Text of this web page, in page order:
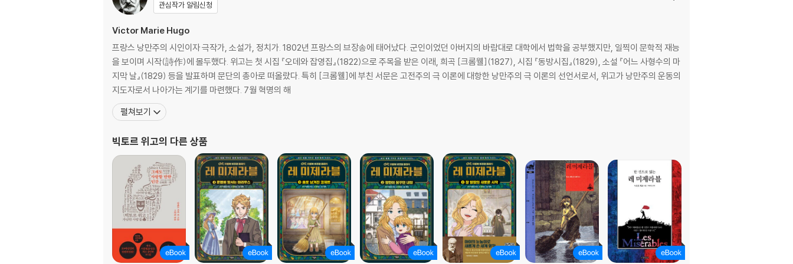
2. 데아
3. 오쿨로스 논 하베트, 에트 비데트
4. 어울리는 연인들
5. 어둠 속의 푸른빛
6. 교사 우르수스, 그리고 보호자 우르수스
7. 실명이 통찰력을 일깨워 준다
9. 센스없는 사람들이 시(詩)라고 부르는 기괴한 언동
11. 그윈플레인은 정의를, 우르수스는 진실을
12. 시인 우르수스가 철학자 우르수스를 인도하다
제3부 균열의 시작
1. 태드캐스터 여인숙
2. 야외에서의 웅변
3. 행인이 다시 나타나는 곳
4. 증오 속에서 적들은 형제가 된다
5. 와펀테이크
관심작가 알림신청
Victor Marie Hugo
프랑스 낭만주의 시인이자 극작가, 소설가, 정치가. 1802년 프랑스의 브장송에 태어났다. 군인이었던 아버지의 바람대로 대학에서 법학을 공부했지만, 일찍이 문학적 재능
을 보이며 시작(詩作)에 몰두했다. 위고는 첫 시집 『오데와 잡영집』(1822)으로 주목을 받은 이래, 희곡 [크롬웰](1827), 시집 『동방시집』(1829), 소설 『어느 사형수의 마
지막 날』(1829) 등을 발표하며 문단의 총아로 떠올랐다. 특히 [크롬웰]에 부친 서문은 고전주의 극 이론에 대항한 낭만주의 극 이론의 선언서로서, 위고가 낭만주의 운동의
지도자로서 나아가는 계기를 마련했다. 7월 혁명의 해
펼쳐보기
빅토르 위고의 다른 상품